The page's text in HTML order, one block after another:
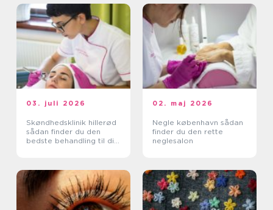
03. juli 2026
Skøndhedsklinik hillerød
sådan finder du den
bedste behandling til din
02. maj 2026
Negle københavn sådan
finder du den rette
neglesalon